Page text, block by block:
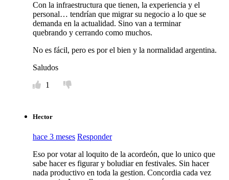
Con la infraestructura que tienen, la experiencia y el
personal… tendrían que migrar su negocio a lo que se
demanda en la actualidad. Sino van a terminar
quebrando y cerrando como muchos.
No es fácil, pero es por el bien y la normalidad argentina.
Saludos
1
Hector
hace 3 meses Responder
Eso por votar al loquito de la acordeón, que lo unico que
sabe hacer es figurar y boludiar en festivales. Sin hacer
nada productivo en toda la gestion. Concordia cada vez